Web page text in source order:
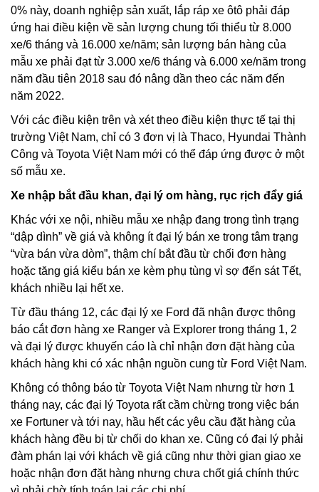
0% này, doanh nghiệp sản xuất, lắp ráp xe ôtô phải đáp
ứng hai điều kiện về sản lượng chung tối thiểu từ 8.000
xe/6 tháng và 16.000 xe/năm; sản lượng bán hàng của
mẫu xe phải đạt từ 3.000 xe/6 tháng và 6.000 xe/năm trong
năm đầu tiên 2018 sau đó nâng dần theo các năm đến
năm 2022.
Với các điều kiện trên và xét theo điều kiện thực tế tại thị
trường Việt Nam, chỉ có 3 đơn vị là Thaco, Hyundai Thành
Công và Toyota Việt Nam mới có thể đáp ứng được ở một
số mẫu xe.
Xe nhập bắt đầu khan, đại lý om hàng, rục rịch đẩy giá
Khác với xe nội, nhiều mẫu xe nhập đang trong tình trạng
“dập dình” về giá và không ít đại lý bán xe trong tâm trạng
“vừa bán vừa dòm”, thậm chí bắt đầu từ chối đơn hàng
hoặc tăng giá kiểu bán xe kèm phụ tùng vì sợ đến sát Tết,
khách nhiều lại hết xe.
Từ đầu tháng 12, các đại lý xe Ford đã nhận được thông
báo cắt đơn hàng xe Ranger và Explorer trong tháng 1, 2
và đại lý được khuyến cáo là chỉ nhận đơn đặt hàng của
khách hàng khi có xác nhận nguồn cung từ Ford Việt Nam.
Không có thông báo từ Toyota Việt Nam nhưng từ hơn 1
tháng nay, các đại lý Toyota rất cầm chừng trong việc bán
xe Fortuner và tới nay, hầu hết các yêu cầu đặt hàng của
khách hàng đều bị từ chối do khan xe. Cũng có đại lý phải
đàm phán lại với khách về giá cũng như thời gian giao xe
hoặc nhận đơn đặt hàng nhưng chưa chốt giá chính thức